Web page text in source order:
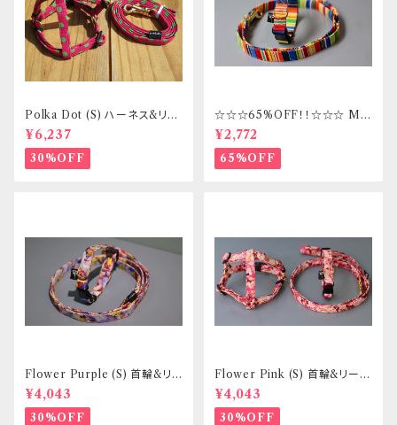
Polka Dot (S) ハーネス&リー
ドセット _ フントヒュッテオリジ
ナル
¥6,237
30%OFF
☆☆☆65%OFF！！☆☆☆ Mサ
イズ 首輪&リードセット _ フント
ヒュッテオリジナル
¥2,772
65%OFF
Flower Purple (S) 首輪&リ
ードセット _ 小型犬・小柄な中
型犬向き _ フントヒュッテオリジ
ナル
¥4,043
30%OFF
Flower Pink (S) 首輪&リード
セット _ 小型犬・小柄な中型犬
向き _ フントヒュッテオリジナル
¥4,043
30%OFF